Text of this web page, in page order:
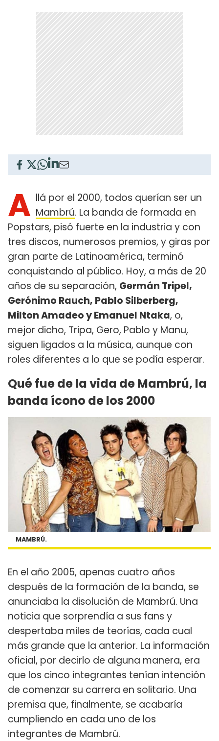
A llá por el 2000, todos querían ser un
Mambrú. La banda de formada en
Popstars, pisó fuerte en la industria y con
tres discos, numerosos premios, y giras por
gran parte de Latinoamérica, terminó
conquistando al público. Hoy, a más de 20
años de su separación, Germán Tripel,
Gerónimo Rauch, Pablo Silberberg,
Milton Amadeo y Emanuel Ntaka, o,
mejor dicho, Tripa, Gero, Pablo y Manu,
siguen ligados a la música, aunque con
roles diferentes a lo que se podía esperar.
Qué fue de la vida de Mambrú, la
banda ícono de los 2000
MAMBRÚ.
En el año 2005, apenas cuatro años
después de la formación de la banda, se
anunciaba la disolución de Mambrú. Una
noticia que sorprendía a sus fans y
despertaba miles de teorías, cada cual
más grande que la anterior. La información
oficial, por decirlo de alguna manera, era
que los cinco integrantes tenían intención
de comenzar su carrera en solitario. Una
premisa que, finalmente, se acabaría
cumpliendo en cada uno de los
integrantes de Mambrú.